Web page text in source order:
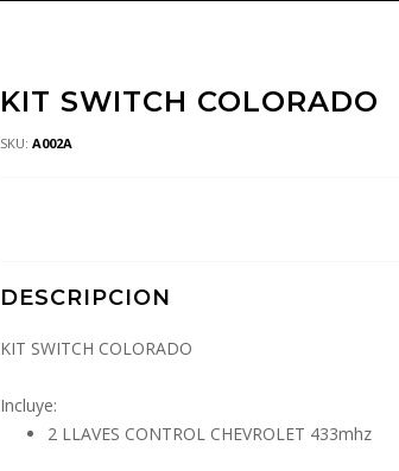
KIT SWITCH COLORADO
SKU: A002A
DESCRIPCION
KIT SWITCH COLORADO
Incluye:
2 LLAVES CONTROL CHEVROLET 433mhz